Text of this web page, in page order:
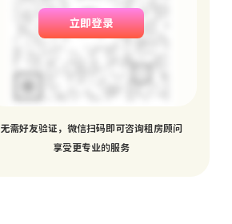
立即登录
无需好友验证，微信扫码即可咨询租房顾问
享受更专业的服务